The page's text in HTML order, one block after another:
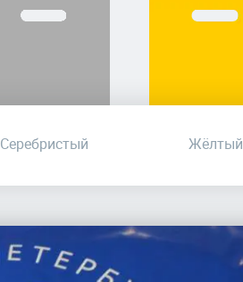
Серебристый Жёлтый